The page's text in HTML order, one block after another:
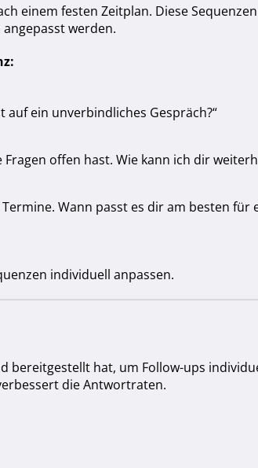
einem festen Zeitplan. Diese
werden.
auf ein unverbindliches Gespräch?“
offen hast. Wie kann ich dir
Wann passt es dir am besten für
individuell anpassen.
bereitgestellt hat, um Follow-ups
die Antwortraten.